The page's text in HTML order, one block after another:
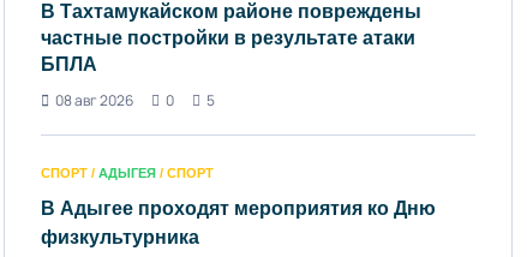
В Тахтамукайском районе повреждены
частные постройки в результате атаки
БПЛА
08 авг 2026
0 5
СПОРТ / АДЫГЕЯ / СПОРТ
В Адыгее проходят мероприятия ко Дню
физкультурника